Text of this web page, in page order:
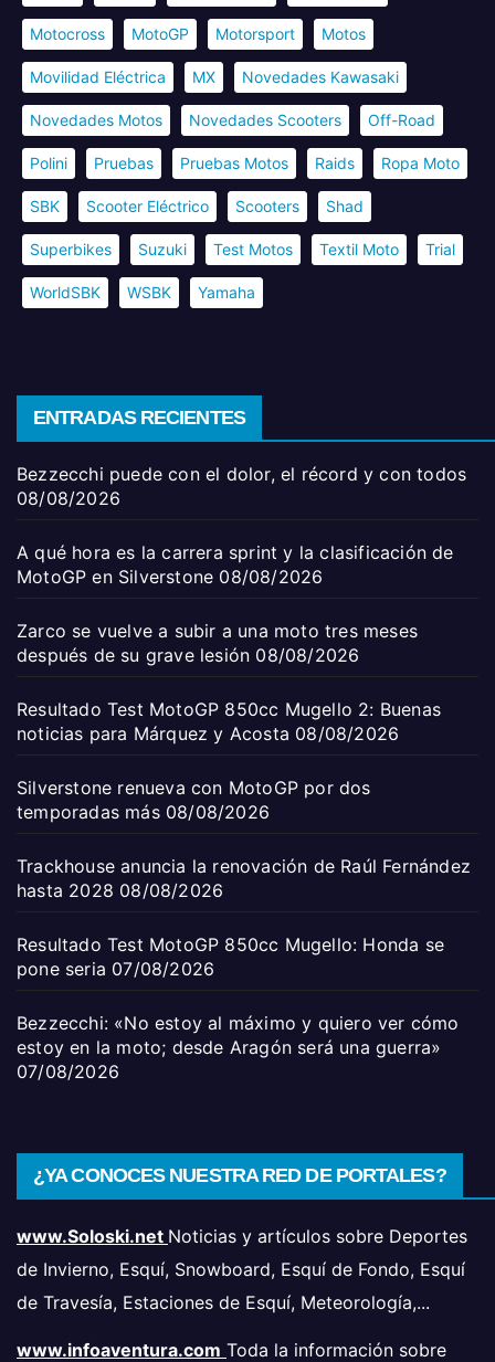
Motocross MotoGP Motorsport Motos
Movilidad Eléctrica MX Novedades Kawasaki
Novedades Motos Novedades Scooters Off-Road
Polini Pruebas Pruebas Motos Raids Ropa Moto
SBK Scooter Eléctrico Scooters Shad
Superbikes Suzuki Test Motos Textil Moto Trial
WorldSBK WSBK Yamaha
ENTRADAS RECIENTES
Bezzecchi puede con el dolor, el récord y con todos
08/08/2026
A qué hora es la carrera sprint y la clasificación de
MotoGP en Silverstone 08/08/2026
Zarco se vuelve a subir a una moto tres meses
después de su grave lesión 08/08/2026
Resultado Test MotoGP 850cc Mugello 2: Buenas
noticias para Márquez y Acosta 08/08/2026
Silverstone renueva con MotoGP por dos
temporadas más 08/08/2026
Trackhouse anuncia la renovación de Raúl Fernández
hasta 2028 08/08/2026
Resultado Test MotoGP 850cc Mugello: Honda se
pone seria 07/08/2026
Bezzecchi: «No estoy al máximo y quiero ver cómo
estoy en la moto; desde Aragón será una guerra»
07/08/2026
¿YA CONOCES NUESTRA RED DE PORTALES?
www.Soloski.net Noticias y artículos sobre Deportes
de Invierno, Esquí, Snowboard, Esquí de Fondo, Esquí
de Travesía, Estaciones de Esquí, Meteorología,...
www.infoaventura.com Toda la información sobre